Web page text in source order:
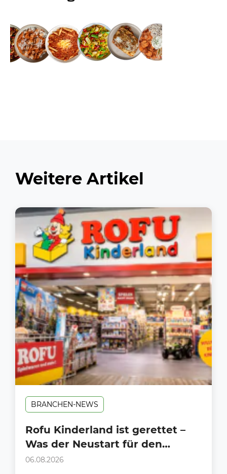
Weitere Artikel
BRANCHEN-NEWS
Rofu Kinderland ist gerettet –
Was der Neustart für den
Handel bedeutet
06.08.2026